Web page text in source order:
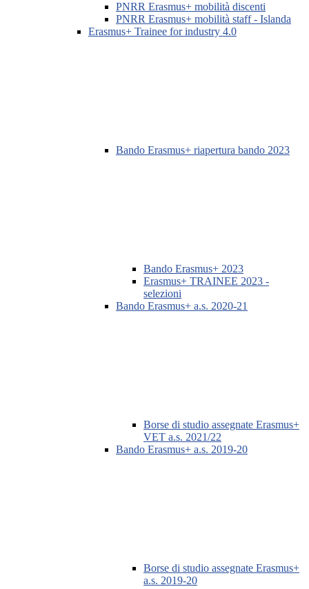
PNRR Erasmus+ mobilità discenti
PNRR Erasmus+ mobilità staff - Islanda
Erasmus+ Trainee for industry 4.0
Bando Erasmus+ riapertura bando 2023
Bando Erasmus+ 2023
Erasmus+ TRAINEE 2023 -
selezioni
Bando Erasmus+ a.s. 2020-21
Borse di studio assegnate Erasmus+
VET a.s. 2021/22
Bando Erasmus+ a.s. 2019-20
Borse di studio assegnate Erasmus+
a.s. 2019-20